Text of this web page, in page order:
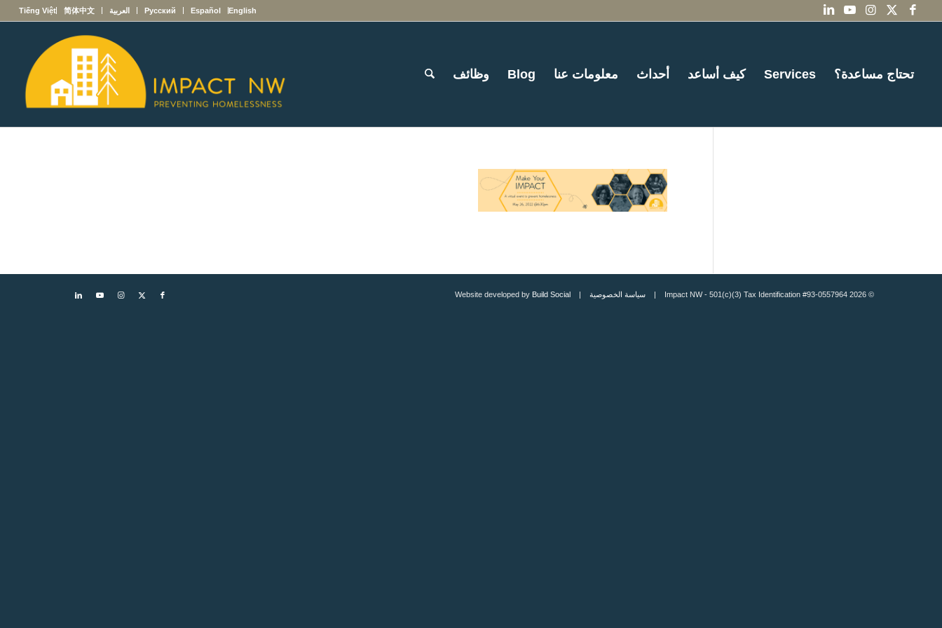
English
Español
Русский العربية 简体中文
Tiếng Việt
تحتاج مساعدة؟ Services كيف أساعد أحداث معلومات عنا Blog وظائف
© 2026 Impact NW - 501(c)(3) Tax Identification #93-0557964 | سياسة الخصوصية | Website developed by
Build Social